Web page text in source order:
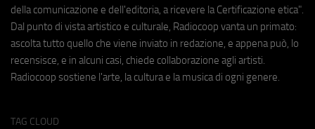
della comunicazione e dell'editoria, a ricevere la Certificazione etica".
Dal punto di vista artistico e culturale, Radiocoop vanta un primato:
ascolta tutto quello che viene inviato in redazione, e appena può, lo
recensisce, e in alcuni casi, chiede collaborazione agli artisti.
Radiocoop sostiene l'arte, la cultura e la musica di ogni genere.
TAG CLOUD